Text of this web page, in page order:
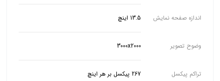
اندازه صفحه نمایش 13.5 اینچ
وضوح تصویر 3000x2000
تراکم پیکسل 267 پیکسل بر هر اینچ